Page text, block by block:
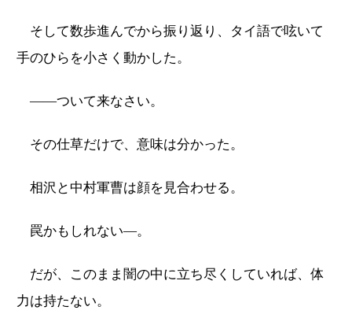
そして数歩進んでから振り返り、タイ語で呟いて
手のひらを小さく動かした。
――ついて来なさい。
その仕草だけで、意味は分かった。
相沢と中村軍曹は顔を見合わせる。
罠かもしれない―。
だが、このまま闇の中に立ち尽くしていれば、体
力は持たない。